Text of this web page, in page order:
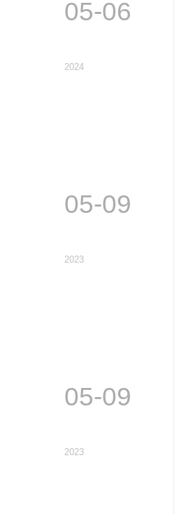
05-06
2024
05-09
2023
05-09
2023